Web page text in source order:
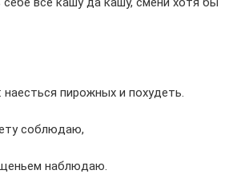
пирожных и похудеть.
соблюдаю,
наблюдаю.